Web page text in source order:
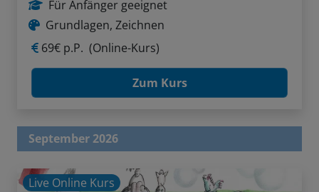
Für Anfänger geeignet
Grundlagen, Zeichnen
69€ p.P. (Online-Kurs)
Zum Kurs
September 2026
Live Online Kurs